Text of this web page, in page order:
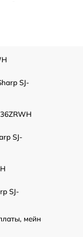
SJ-
SJ-
SJ-
мейн